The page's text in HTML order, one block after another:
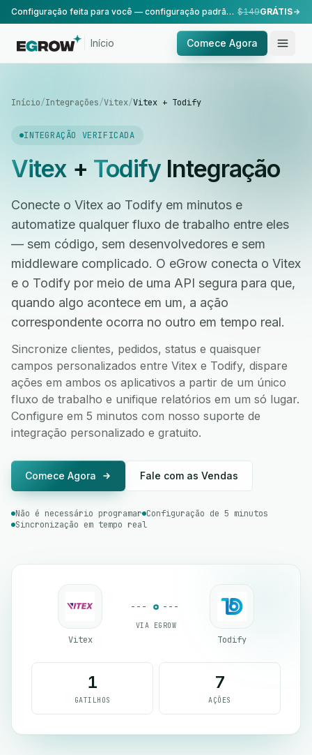
Configuração feita para você — configuração padrão, realizada pela nossa equipe. $149GRÁTIS
Início Comece Agora
Início/Integrações/Vitex/Vitex + Todify
INTEGRAÇÃO VERIFICADA
Vitex+ TodifyIntegração
Conecte o Vitex ao Todify em minutos e
automatize qualquer fluxo de trabalho entre eles
— sem código, sem desenvolvedores e sem
middleware complicado. O eGrow conecta o Vitex
e o Todify por meio de uma API segura para que,
quando algo acontece em um, a ação
correspondente ocorra no outro em tempo real.
Sincronize clientes, pedidos, status e quaisquer
campos personalizados entre Vitex e Todify, dispare
ações em ambos os aplicativos a partir de um único
fluxo de trabalho e unifique relatórios em um só lugar.
Configure em 5 minutos com nosso suporte de
integração personalizado e gratuito.
Comece Agora Fale com as Vendas
Não é necessário programar Configuração de 5 minutos
Sincronização em tempo real
Vitex
VIA EGROW
Todify
1
GATILHOS
7
AÇÕES